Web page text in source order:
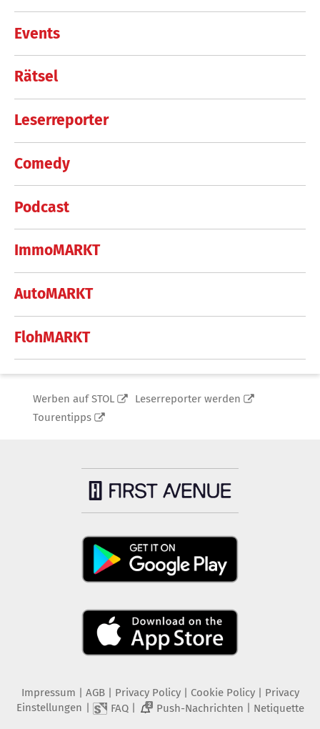
Events
Rätsel
Leserreporter
Comedy
Podcast
ImmoMARKT
AutoMARKT
FlohMARKT
Werben auf STOL
Leserreporter werden
Tourentipps
Impressum AGB Privacy Policy| Cookie Policy| Privacy
Einstellungen
FAQ| 2 Push-Nachrichten Netiquette